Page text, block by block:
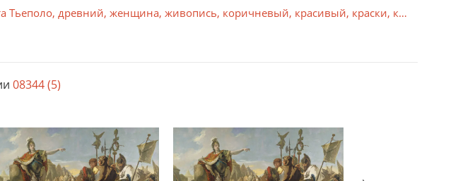
Тьеполо, древний, женщина, живопись, коричневый, красивый, краски, красный
08344 (5)